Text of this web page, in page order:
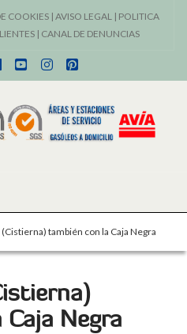
COOKIES | AVISO LEGAL | POLITICA
| CANAL DE DENUNCIAS
YouTubeInstagram
Pinterest
también con la Caja Negra
Negra